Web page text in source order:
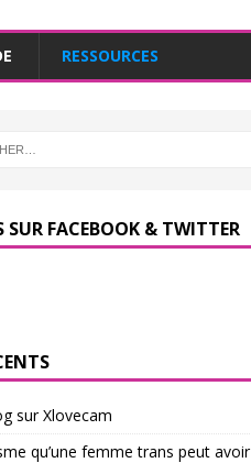
RESSOURCES
SUR FACEBOOK & TWITTER
sur Xlovecam
qu’une femme trans peut avoir